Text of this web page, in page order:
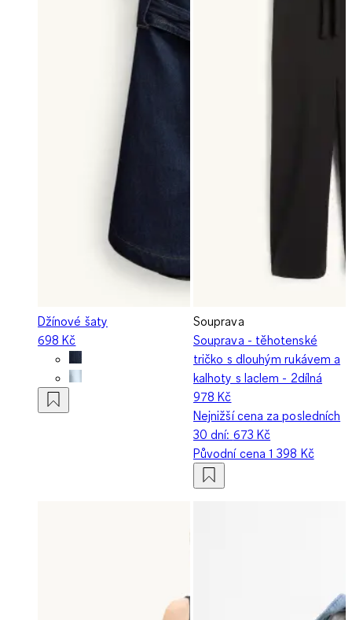
Džínové šaty
698 Kč
Souprava
Souprava - těhotenské
tričko s dlouhým rukávem a
kalhoty s laclem - 2dílná
978 Kč
Nejnižší cena za posledních
30 dní: 673 Kč
Původní cena1 398 Kč